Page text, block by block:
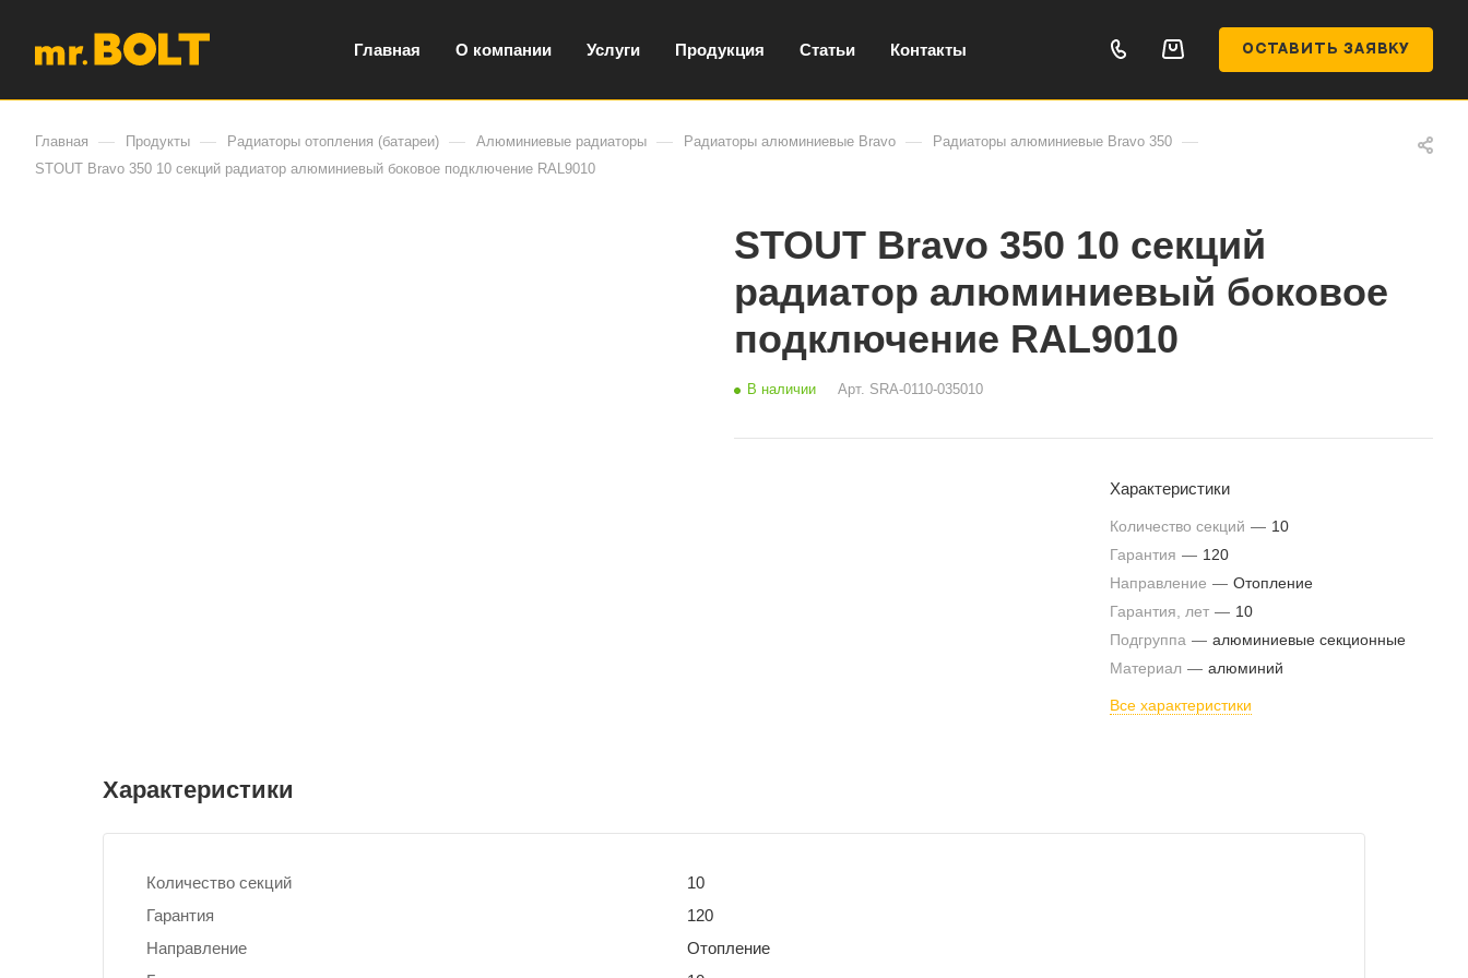
Главная О компании Услуги Продукция Статьи Контакты ОСТАВИТЬ ЗАЯВКУ
Главная — Продукты — Радиаторы отопления (батареи) — Алюминиевые радиаторы — Радиаторы алюминиевые Bravo — Радиаторы алюминиевые Bravo 350 —
STOUT Bravo 350 10 секций радиатор алюминиевый боковое подключение RAL9010
STOUT Bravo 350 10 секций
радиатор алюминиевый боковое
подключение RAL9010
В наличии Арт. SRA-0110-035010
Характеристики
Количество секций — 10
Гарантия — 120
Направление — Отопление
Гарантия, лет — 10
Подгруппа — алюминиевые секционные
Материал — алюминий
Все характеристики
Характеристики
Количество секций
10
Гарантия
120
Направление
Отопление